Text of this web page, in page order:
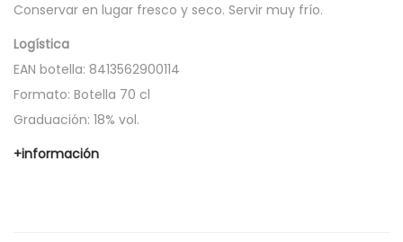
t
i
d
a
d
Conservar en lugar fresco y seco. Servir muy frío.
Logística
EAN botella: 8413562900114
Formato: Botella 70 cl
Graduación: 18% vol.
+información